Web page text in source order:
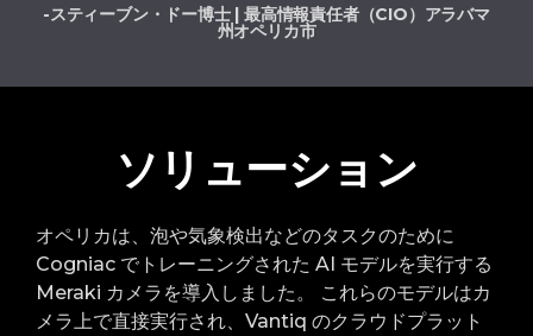
-スティーブン・ドー博士 | 最高情報責任者（CIO）アラバマ
州オペリカ市
ソリューション
オペリカは、泡や気象検出などのタスクのために
Cogniac でトレーニングされた AI モデルを実行する
Meraki カメラを導入しました。 これらのモデルはカ
メラ上で直接実行され、Vantiq のクラウドプラット